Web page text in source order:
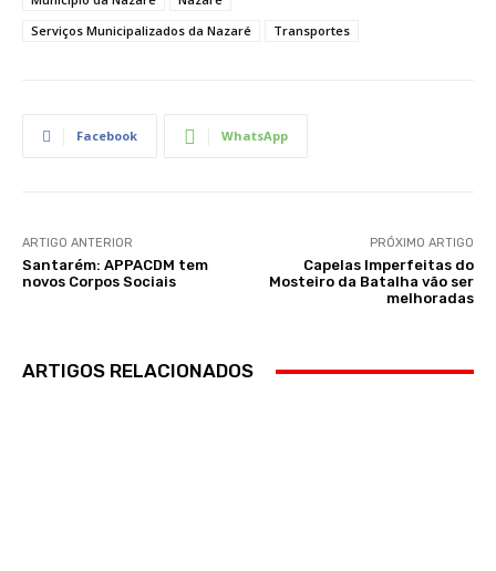
Serviços Municipalizados da Nazaré
Transportes
Facebook WhatsApp
ARTIGO ANTERIOR
Santarém: APPACDM tem
novos Corpos Sociais
PRÓXIMO ARTIGO
Capelas Imperfeitas do
Mosteiro da Batalha vão ser
melhoradas
ARTIGOS RELACIONADOS